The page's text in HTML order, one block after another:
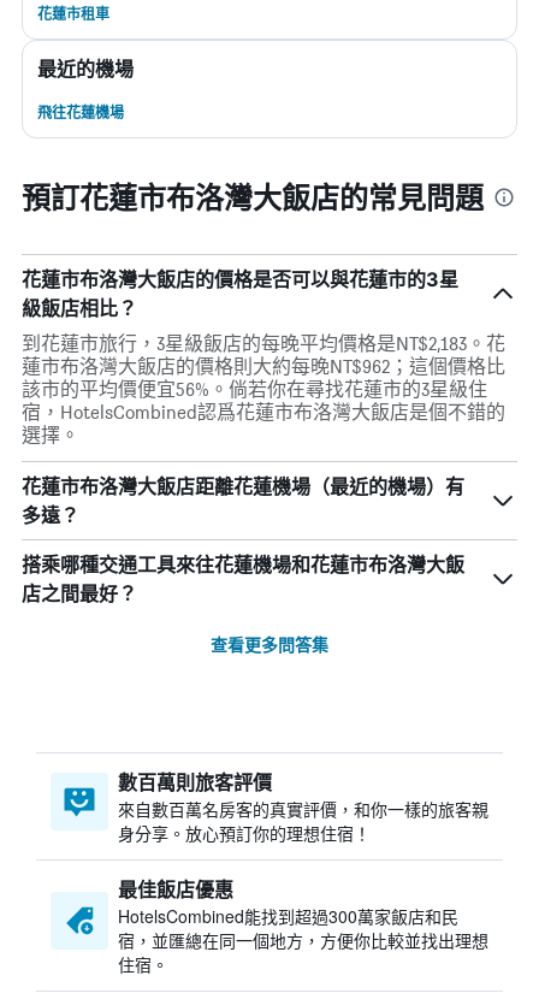
花蓮市租車
最近的機場
飛往花蓮機場
預訂花蓮市布洛灣大飯店的常見問題
花蓮市布洛灣大飯店的價格是否可以與花蓮市的3星
級飯店相比？
到花蓮市旅行，3星級飯店的每晚平均價格是NT$2,183。花
蓮市布洛灣大飯店的價格則大約每晚NT$962；這個價格比
該市的平均價便宜56%。倘若你在尋找花蓮市的3星級住
宿，HotelsCombined認爲花蓮市布洛灣大飯店是個不錯的
選擇。
花蓮市布洛灣大飯店距離花蓮機場（最近的機場）有
多遠？
搭乘哪種交通工具來往花蓮機場和花蓮市布洛灣大飯
店之間最好？
查看更多問答集
數百萬則旅客評價
來自數百萬名房客的真實評價，和你一樣的旅客親
身分享。放心預訂你的理想住宿！
最佳飯店優惠
HotelsCombined​能找到超過300萬家飯店和民
宿，並匯總在同一個地方，方便你比較並找出理想
住宿。